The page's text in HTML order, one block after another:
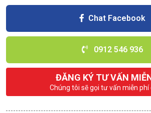
Chat Facebook
0912 546 936
ĐĂNG KÝ TƯ VẤN
Chúng tôi sẽ gọi tư vấn miễn phí